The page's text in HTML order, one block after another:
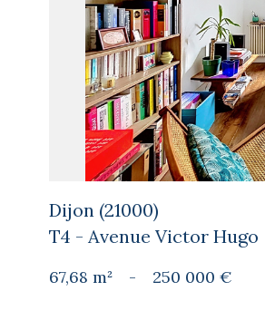
Dijon (21000)
T4 - Avenue Victor Hugo
67,68 m² - 250 000 €